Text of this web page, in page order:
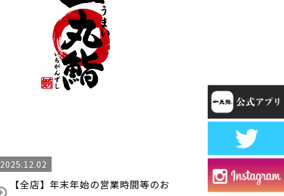
2025.12.02
【全店】年末年始の営業時間等のお